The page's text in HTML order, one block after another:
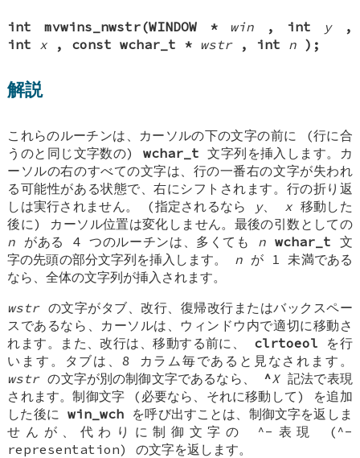
int mvwins_nwstr(WINDOW * win , int y
,
int x , const wchar_t * wstr , int n );
解説
これらのルーチンは、カーソルの下の文字の前に (行に合
うのと同じ文字数の) wchar_t 文字列を挿入します。カ
ーソルの右のすべての文字は、行の一番右の文字が失われ
る可能性がある状態で、右にシフトされます。行の折り返
しは実行されません。 (指定されるなら
y、 x移動した
後に) カーソル位置は変化しません。最後の引数としての
n がある 4 つのルーチンは、多くても n wchar_t 文
字の先頭の部分文字列を挿入します。 n が 1 未満である
なら、全体の文字列が挿入されます。
wstrの文字がタブ、改行、復帰改行またはバックスペー
スであるなら、カーソルは、ウィンドウ内で適切に移動さ
れます。また、改行は、移動する前に、 clrtoeol を行
います。タブは、8 カラム毎であると見なされます。
wstrの文字が別の制御文字であるなら、 ^X記法で表現
されます。制御文字 (必要なら、それに移動して) を追加
した後にwin_wch を呼び出すことは、制御文字を返しま
せんが、代わりに制御文字の ^-表現 (^-
representation) の文字を返します。